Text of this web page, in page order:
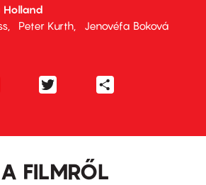
Holland
Peter Kurth Jenovéfa Boková
Facebook
FILMRŐL